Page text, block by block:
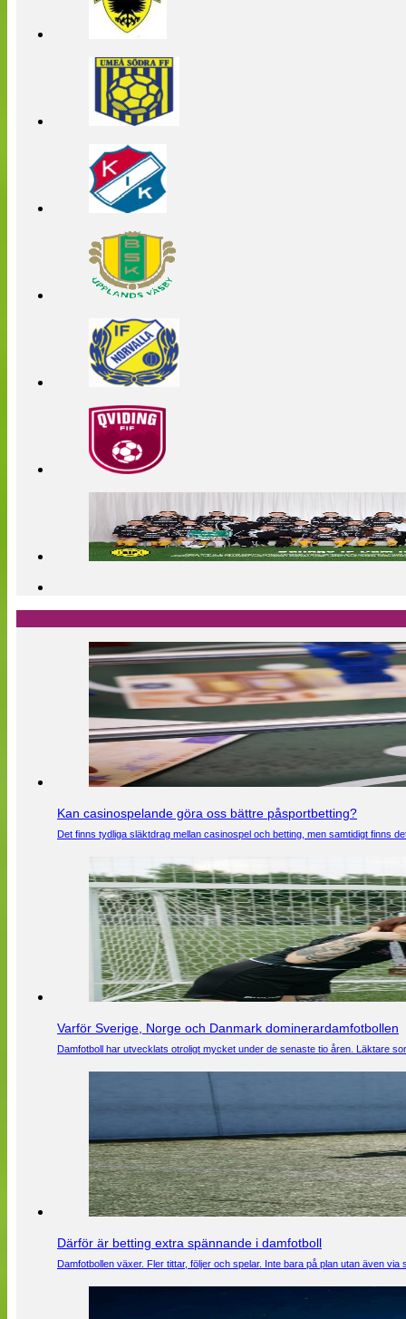
Kan casinospelande göra oss bättre påsportbetting?
Det finns tydliga släktdrag mellan casinospel och betting, men samtidigt finns
Varför Sverige, Norge och Danmark dominerardamfotbollen
Damfotboll har utvecklats otroligt mycket under de senaste tio åren. Läktare
Därför är betting extra spännande i damfotboll
Damfotbollen växer. Fler tittar, följer och spelar. Inte bara på plan utan även